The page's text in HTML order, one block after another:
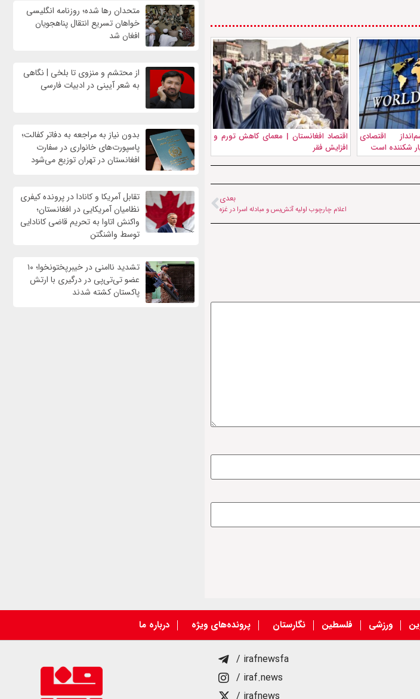
اقتصادی
شکننده است
اقتصاد افغانستان | معمای کاهش تورم و
افزایش فقر
بعدی
اعلام چارچوب اولیه آتش‌بس و مبادله اسرا در غزه
متحدان رها شده؛ روزنامه انگلیسی
خواهان تسریع انتقال پناهجویان
افغان شد
از محتشم و منزوی تا بلخی | نگاهی
به شعر آیینی در ادبیات فارسی
بدون نیاز به مراجعه به دفاتر کفالت؛
پاسپورت‌های خانواری در سفارت
افغانستان در تهران توزیع می‌شود
تقابل آمریکا و کانادا در پرونده کیفری
نظامیان آمریکایی در افغانستان؛
واکنش اتاوا به تحریم قاضی کانادایی
توسط واشنگتن
تشدید ناامنی در خیبرپختونخوا؛ ۱۰
عضو تی‌تی‌پی در درگیری با ارتش
پاکستان کشته شدند
ورزشی فلسطین نگارستان پرونده‌های ویژه درباره ما
/ irafnewsfa
/ iraf.news